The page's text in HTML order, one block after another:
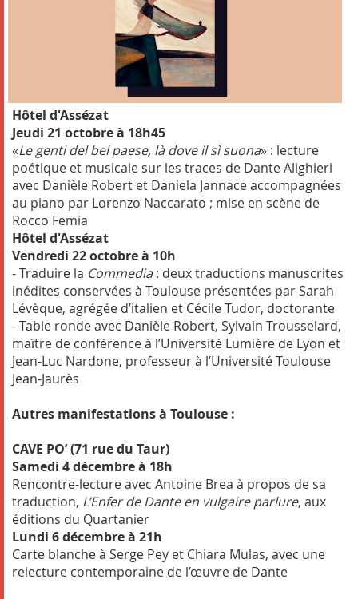
Hôtel d'Assézat
Jeudi 21 octobre à 18h45
«Le genti del bel paese, là dove il sì suona» : lecture
poétique et musicale sur les traces de Dante Alighieri
avec Danièle Robert et Daniela Jannace accompagnées
au piano par Lorenzo Naccarato ; mise en scène de
Rocco Femia
Hôtel d'Assézat
Vendredi 22 octobre à 10h
- Traduire la Commedia: deux traductions manuscrites
inédites conservées à Toulouse présentées par Sarah
Lévèque, agrégée d’italien et Cécile Tudor, doctorante
- Table ronde avec Danièle Robert, Sylvain Trousselard,
maître de conférence à l’Université Lumière de Lyon et
Jean-Luc Nardone, professeur à l’Université Toulouse
Jean-Jaurès
Autres manifestations à Toulouse :
CAVE PO’ (71 rue du Taur)
Samedi 4 décembre à 18h
Rencontre-lecture avec Antoine Brea à propos de sa
traduction, L’Enfer de Dante en vulgaire parlure, aux
éditions du Quartanier
Lundi 6 décembre à 21h
Carte blanche à Serge Pey et Chiara Mulas, avec une
relecture contemporaine de l’œuvre de Dante